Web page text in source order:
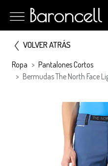
VOLVER ATRÁS
Ropa
Pantalones Cortos
Bermudas The North Face